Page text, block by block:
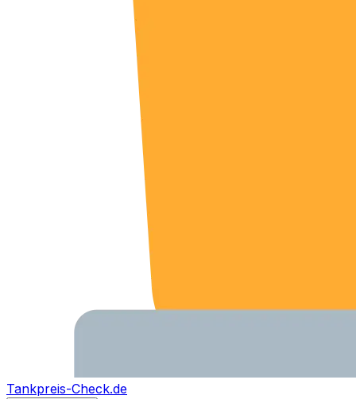
Tankpreis-Check.de